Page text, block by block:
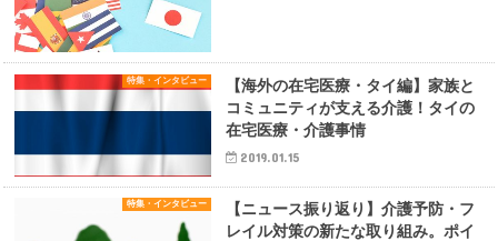
特集・インタビュー
【海外の在宅医療・タイ編】家族と
コミュニティが支える介護！タイの
在宅医療・介護事情
2019.01.15
特集・インタビュー
【ニュース振り返り】介護予防・フ
レイル対策の新たな取り組み。ポイ